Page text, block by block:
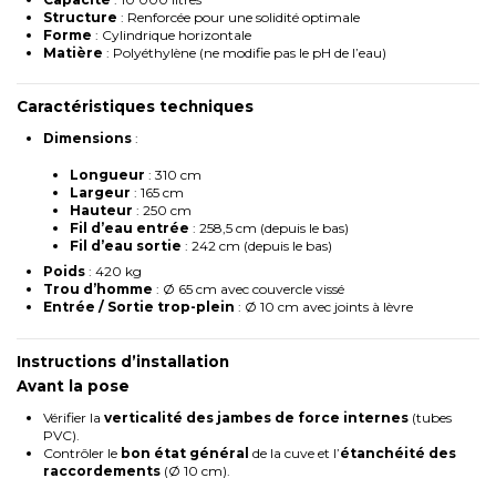
Structure : Renforcée pour une solidité optimale
Forme : Cylindrique horizontale
Matière : Polyéthylène (ne modifie pas le pH de l’eau)
Caractéristiques techniques
Dimensions :
Longueur : 310 cm
Largeur : 165 cm
Hauteur : 250 cm
Fil d’eau entrée : 258,5 cm (depuis le bas)
Fil d’eau sortie : 242 cm (depuis le bas)
Poids : 420 kg
Trou d’homme : Ø 65 cm avec couvercle vissé
Entrée / Sortie trop-plein : Ø 10 cm avec joints à lèvre
Instructions d’installation
Avant la pose
Vérifier la verticalité des jambes de force internes (tubes
PVC).
Contrôler le bon état général de la cuve et l’étanchéité des
raccordements (Ø 10 cm).